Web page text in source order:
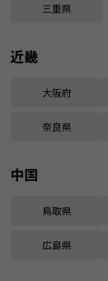
三重県
近畿
大阪府
奈良県
中国
鳥取県
広島県